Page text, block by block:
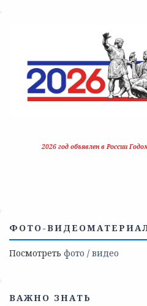
2026 год объявлен в России
ФОТО-
Посмотреть фото / видео
ВАЖНО ЗНАТЬ